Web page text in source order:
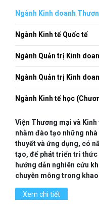
Ngành Kinh doanh
Ngành Kinh tế Quốc tế
Ngành Quản trị Kinh
Ngành Quản trị Kinh
Ngành Kinh tế học
Viện Thương mại và
nhằm đào tạo những
thuyết và ứng dụng, có
tạo, để phát triển tri thức
hướng dẫn nghiên cứu
chuyên mông trong
Xem chi tiết